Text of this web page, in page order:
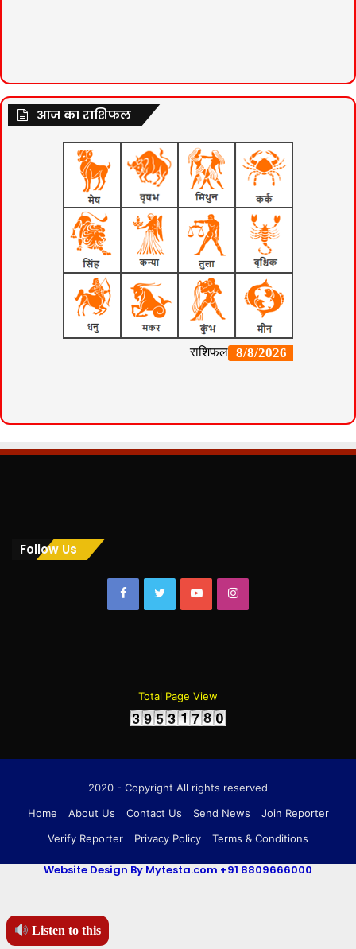
Listen to this
आज का राशिफल
Follow Us
FacebookTwitterYouTubeInstagram
Total Page View
2020 - Copyright All rights reserved
Home
About Us Contact Us Send News
Join Reporter
Verify Reporter
Privacy Policy Terms & Conditions
Website Design By Mytesta.com +91 8809666000